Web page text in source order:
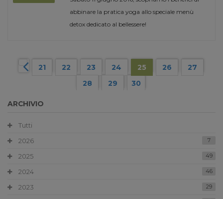
abbinare la pratica yoga allo speciale menù
detox dedicato al bellessere!
21 22 23 24 25 26
27
28
29 30
ARCHIVIO
Tutti
2026
7
2025 49
2024 46
2023 29